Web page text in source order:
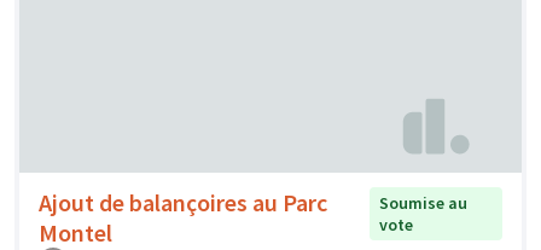
Ajout de balançoires au Parc
Montel
Soumise au
vote